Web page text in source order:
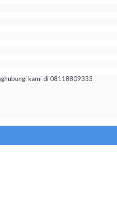
kami di 08118809333